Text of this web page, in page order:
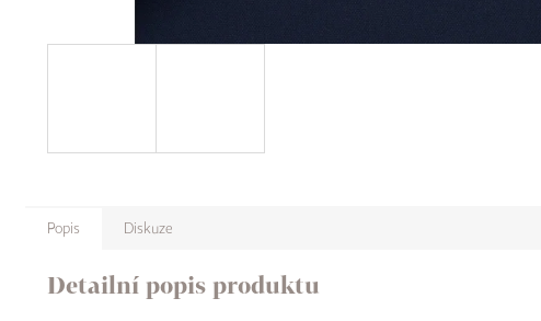
Popis Diskuze
Detailní popis produktu